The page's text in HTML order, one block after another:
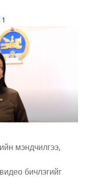
мэндчилгээ,
бичлэгийг